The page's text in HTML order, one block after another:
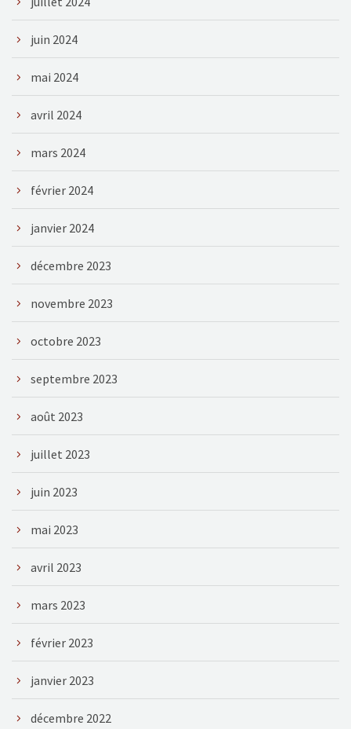
juin 2024
mai 2024
avril 2024
mars 2024
février 2024
janvier 2024
décembre 2023
novembre 2023
octobre 2023
septembre 2023
août 2023
juillet 2023
juin 2023
mai 2023
avril 2023
mars 2023
février 2023
janvier 2023
décembre 2022